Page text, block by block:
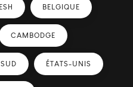
BELGIQUE
CAMBODGE
ÉTATS-UNIS